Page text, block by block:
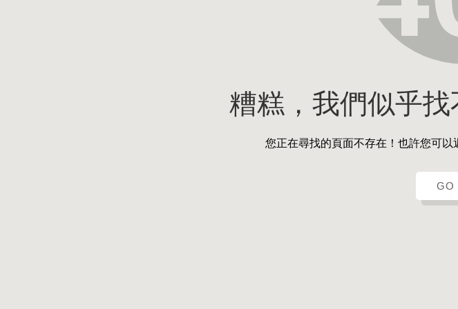
糟糕，我們似乎找
您正在尋找的頁面不存在！也許您可以
GO